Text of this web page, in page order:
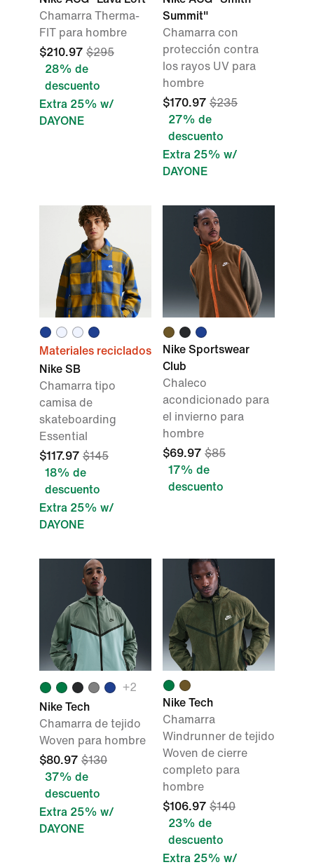
Chamarra Therma-
FIT para hombre
$210.97 $295
28% de
descuento
Extra 25% w/
DAYONE
Summit"
Chamarra con
protección contra
los rayos UV para
hombre
$170.97 $235
27% de
descuento
Extra 25% w/
DAYONE
Materiales reciclados
Nike SB
Chamarra tipo
camisa de
skateboarding
Essential
$117.97 $145
18% de
descuento
Extra 25% w/
DAYONE
Nike Sportswear
Club
Chaleco
acondicionado para
el invierno para
hombre
$69.97 $85
17% de
descuento
+2
Nike Tech
Chamarra de tejido
Woven para hombre
$80.97 $130
37% de
descuento
Extra 25% w/
DAYONE
Nike Tech
Chamarra
Windrunner de tejido
Woven de cierre
completo para
hombre
$106.97 $140
23% de
descuento
Extra 25% w/